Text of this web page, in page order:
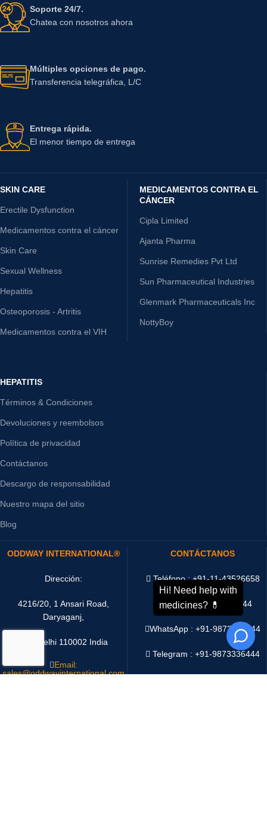
Soporte 24/7.
Chatea con nosotros ahora
Múltiples opciones de pago.
Transferencia telegráfica, L/C
Entrega rápida.
El menor tiempo de entrega
SKIN CARE
Erectile Dysfunction
Medicamentos contra el cáncer
Skin Care
Sexual Wellness
Hepatitis
Osteoporosis - Artritis
Medicamentos contra el VIH
MEDICAMENTOS CONTRA EL
CÁNCER
Cipla Limited
Ajanta Pharma
Sunrise Remedies Pvt Ltd
Sun Pharmaceutical Industries
Glenmark Pharmaceuticals Inc
NottyBoy
HEPATITIS
Términos & Condiciones
Devoluciones y reembolsos
Política de privacidad
Contáctanos
Descargo de responsabilidad
Nuestro mapa del sitio
Blog
ODDWAY INTERNATIONAL®
Dirección:
4216/20, 1 Ansari Road,
Daryaganj,
New Delhi 110002 India
Email:
sales@oddwayinternational.com
CONTÁCTANOS
Teléfono : +91-11-43526658
Móvil : +91-9873336444
WhatsApp :+91-9873336444
Telegram : +91-9873336444